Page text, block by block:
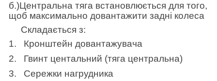
б.)Центральна тяга встановлюється для того,
щоб максимально довантажити задні колеса
Складається з:
1.
Кронштейн довантажувача
2.
Гвинт центальний (тяга центральна)
3.
Сережки нагрудника